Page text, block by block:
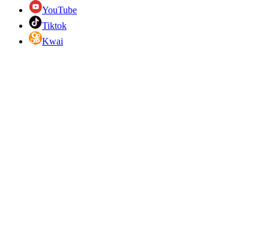
YouTube
Tiktok
Kwai